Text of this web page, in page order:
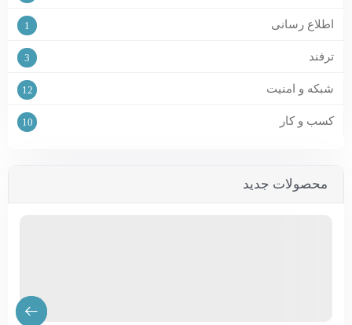
اطلاع رسانی 1
ترفند 3
شبکه و امنیت 12
کسب و کار 10
محصولات جدید